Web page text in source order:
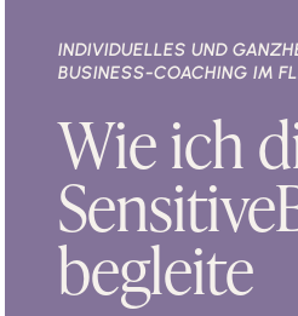
INDIVIDUELLES UND
BUSINESS-COACHING IM
Wie ich
begleite